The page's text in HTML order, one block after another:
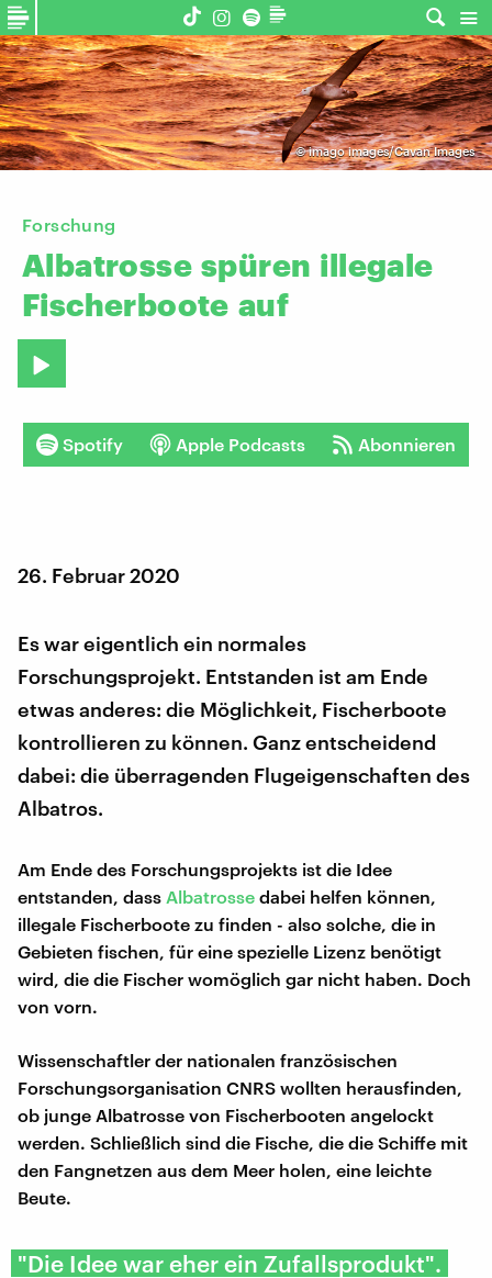
©imago images/Cavan Images
Forschung
Albatrosse spüren illegale
Fischerboote auf
Spotify Apple Podcasts Abonnieren
26. Februar 2020
Es war eigentlich ein normales
Forschungsprojekt. Entstanden ist am Ende
etwas anderes: die Möglichkeit, Fischerboote
kontrollieren zu können. Ganz entscheidend
dabei: die überragenden Flugeigenschaften des
Albatros.
Am Ende des Forschungsprojekts ist die Idee
entstanden, dass Albatrosse dabei helfen können,
illegale Fischerboote zu finden - also solche, die in
Gebieten fischen, für eine spezielle Lizenz benötigt
wird, die die Fischer womöglich gar nicht haben. Doch
von vorn.
Wissenschaftler der nationalen französischen
Forschungsorganisation CNRS wollten herausfinden,
ob junge Albatrosse von Fischerbooten angelockt
werden. Schließlich sind die Fische, die die Schiffe mit
den Fangnetzen aus dem Meer holen, eine leichte
Beute.
"Die Idee war eher ein Zufallsprodukt".